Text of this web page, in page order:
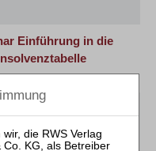
Einführung in die